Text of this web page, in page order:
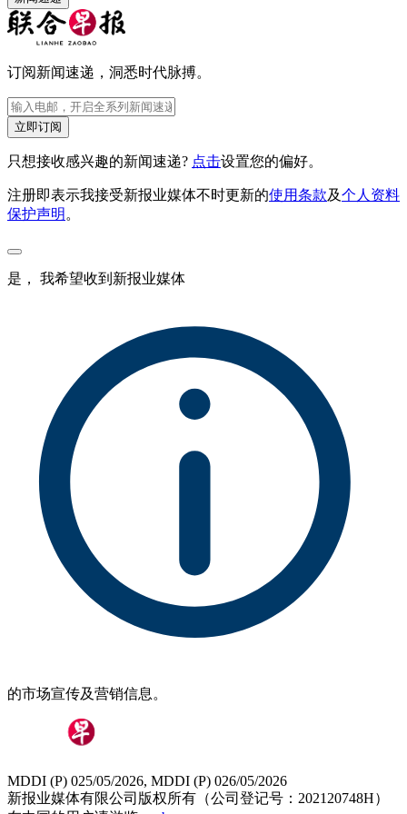
订阅新闻速递，洞悉时代脉搏。
立即订阅
只想接收感兴趣的新闻速递? 点击设置您的偏好。
注册即表示我接受新报业媒体不时更新的使用条款及个人资料
保护声明 。
是， 我希望收到新报业媒体
的市场宣传及营销信息。
MDDI (P) 025/05/2026, MDDI (P) 026/05/2026
新报业媒体有限公司版权所有（公司登记号：202120748H）